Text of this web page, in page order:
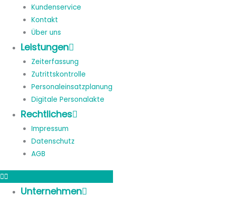
Kundenservice
Kontakt
Über uns
Leistungen
Zeiterfassung
Zutrittskontrolle
Personaleinsatzplanung
Digitale Personalakte
Rechtliches
Impressum
Datenschutz
AGB
Unternehmen